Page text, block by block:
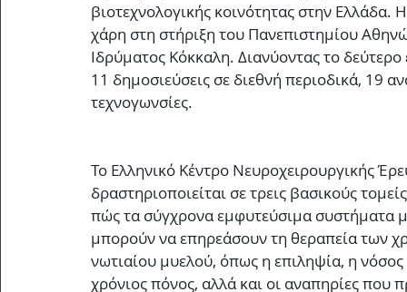
βιοτεχνολογικής κοινότητας στην Ελλάδα.
χάρη στη στήριξη του Πανεπιστημίου
Ιδρύματος Κόκκαλη. Διανύοντας το
11 δημοσιεύσεις σε διεθνή περιοδικά, 19
τεχνογωνσίες.
Το Ελληνικό Κέντρο Νευροχειρουργικής
δραστηριοποιείται σε τρεις βασικούς
πώς τα σύγχρονα εμφυτεύσιμα συστήματα
μπορούν να επηρεάσουν τη θεραπεία των
νωτιαίου μυελού, όπως η επιληψία, η
χρόνιος πόνος, αλλά και οι αναπηρίες που